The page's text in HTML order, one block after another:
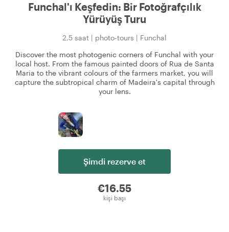
Funchal'ı Keşfedin: Bir Fotoğrafçılık
Yürüyüş Turu
2,5 saat | photo-tours | Funchal
Discover the most photogenic corners of Funchal with your
local host. From the famous painted doors of Rua de Santa
Maria to the vibrant colours of the farmers market, you will
capture the subtropical charm of Madeira's capital through
your lens.
Şimdi rezerve et
€16.55
kişi başı